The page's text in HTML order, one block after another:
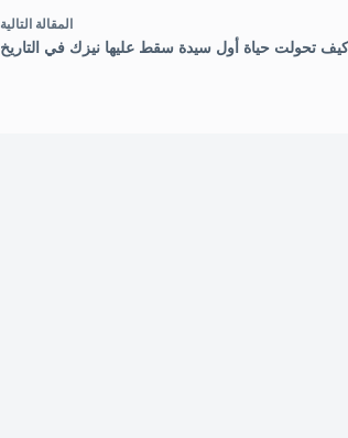
المقالة التالية
تحولت حياة أول سيدة سقط عليها نيزك في التاريخ